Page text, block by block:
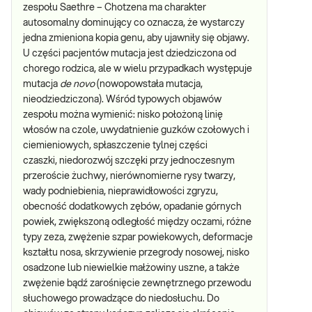
zespołu Saethre – Chotzena ma charakter
autosomalny dominujący co oznacza, że wystarczy
jedna zmieniona kopia genu, aby ujawniły się objawy.
U części pacjentów mutacja jest dziedziczona od
chorego rodzica, ale w wielu przypadkach występuje
mutacja de novo(nowopowstała mutacja,
nieodziedziczona). Wśród typowych objawów
zespołu można wymienić: nisko położoną linię
włosów na czole, uwydatnienie guzków czołowych i
ciemieniowych, spłaszczenie tylnej części
czaszki, niedorozwój szczęki przy jednoczesnym
przeroście żuchwy, nierównomierne rysy twarzy,
wady podniebienia, nieprawidłowości zgryzu,
obecność dodatkowych zębów, opadanie górnych
powiek, zwiększoną odległość między oczami, różne
typy zeza, zwężenie szpar powiekowych, deformacje
kształtu nosa, skrzywienie przegrody nosowej, nisko
osadzone lub niewielkie małżowiny uszne, a także
zwężenie bądź zarośnięcie zewnętrznego przewodu
słuchowego prowadzące do niedosłuchu. Do